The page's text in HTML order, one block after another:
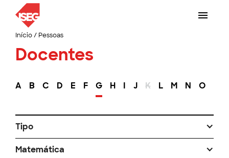
Início/ Pessoas
Docentes
A B C D E F G H I J K L M N O
Tipo
Matemática